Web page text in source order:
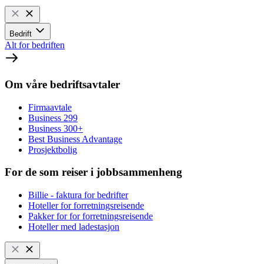
Bedrift
Alt for bedriften
Om våre bedriftsavtaler
Firmaavtale
Business 299
Business 300+
Best Business Advantage
Prosjektbolig
For de som reiser i jobbsammenheng
Billie - faktura for bedrifter
Hoteller for forretningsreisende
Pakker for for forretningsreisende
Hoteller med ladestasjon